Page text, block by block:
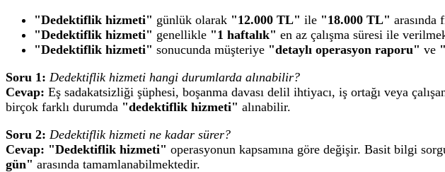
"Dedektiflik hizmeti" günlük olarak "12.000 TL" ile "18.000 TL" arasında
"Dedektiflik hizmeti" genellikle "1 haftalık" en az çalışma süresi ile
"Dedektiflik hizmeti" sonucunda müşteriye "detaylı operasyon raporu" ve
Soru 1: Dedektiflik hizmeti hangi durumlarda alınabilir?
Cevap: Eş sadakatsizliği şüphesi, boşanma davası delil ihtiyacı, iş ortağı veya
birçok farklı durumda "dedektiflik hizmeti" alınabilir.
Soru 2: Dedektiflik hizmeti ne kadar sürer?
Cevap: "Dedektiflik hizmeti" operasyonun kapsamına göre değişir. Basit bilgi
gün" arasında tamamlanabilmektedir.